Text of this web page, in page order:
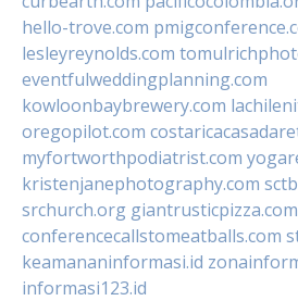
hello-trove.com
lesleyreynolds.com
eventfulweddingplanning.com
kowloonbaybrewery.com
oregopilot.com
myfortworthpodiatrist.com
kristenjanephotography.com
srchurch.org giantrusticpizza.com
conferencecallstomeatballs.com
keamananinformasi.id
informasi123.id